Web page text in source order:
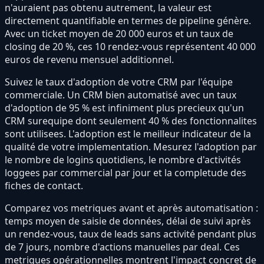
n'auraient pas obtenu autrement, la valeur est
directement quantifiable en termes de pipeline génère.
Avec un ticket moyen de 20 000 euros et un taux de
closing de 20 %, ces 10 rendez-vous représentent 40 000
euros de revenu mensuel additionnel.
Suivez le taux d'adoption de votre CRM par l'équipe
commerciale. Un CRM bien automatisé avec un taux
d'adoption de 95 % est infiniment plus precieux qu'un
CRM surequipe dont seulement 40 % des fonctionnalites
sont utilisees. L'adoption est le meilleur indicateur de la
qualité de votre implementation. Mesurez l'adoption par
le nombre de logins quotidiens, le nombre d'activités
loggees par commercial par jour et la completude des
fiches de contact.
Comparez vos metriques avant et après automatisation :
temps moyen de saisie de données, délai de suivi après
un rendez-vous, taux de leads sans activité pendant plus
de 7 jours, nombre d'actions manuelles par deal. Ces
metriques opérationnelles montrent l'impact concret de